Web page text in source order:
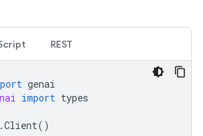
REST
genai
import types
.Client()